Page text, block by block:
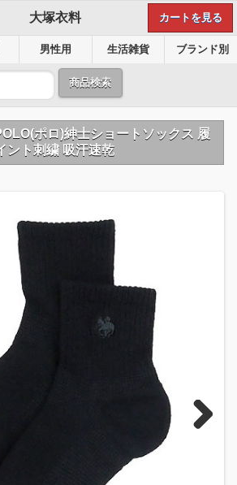
大塚衣料 カートを見る
男性用 生活雑貨 ブランド別
商品検索
ポロ)紳士ショートソックス 履
ント刺繍 吸汗速乾